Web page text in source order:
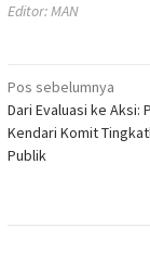
Editor: MAN
Navigasi
pos
Pos sebelumnya
Dari Evaluasi ke Aksi:
Kendari Komit
Publik